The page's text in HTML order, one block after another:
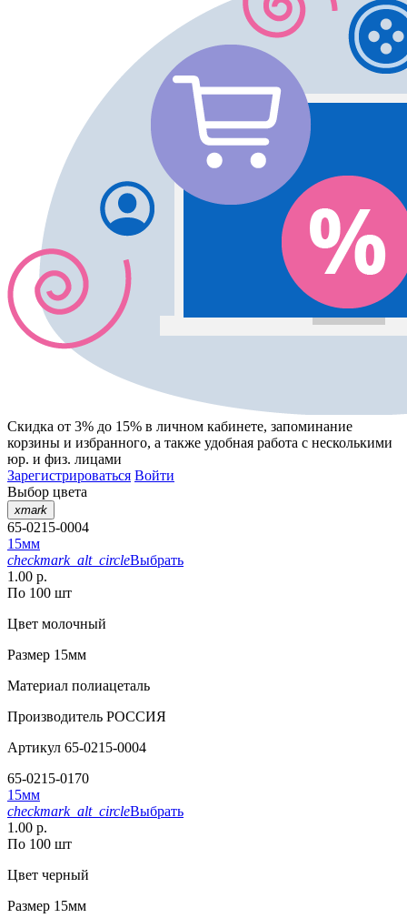
Скидка от 3% до 15% в личном кабинете, запоминание
корзины и избранного, а также удобная работа с несколькими
юр. и физ. лицами
Зарегистрироваться Войти
Выбор цвета
xmark
65-0215-0004
15мм
checkmark_alt_circleВыбрать
1.00 р.
По 100 шт
Цвет молочный
Размер 15мм
Материал полиацеталь
Производитель РОССИЯ
Артикул 65-0215-0004
65-0215-0170
15мм
checkmark_alt_circleВыбрать
1.00 р.
По 100 шт
Цвет черный
Размер 15мм